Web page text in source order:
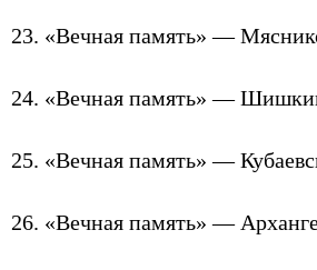
23. «Вечная память» —
24. «Вечная память» —
25. «Вечная память» —
26. «Вечная память» —